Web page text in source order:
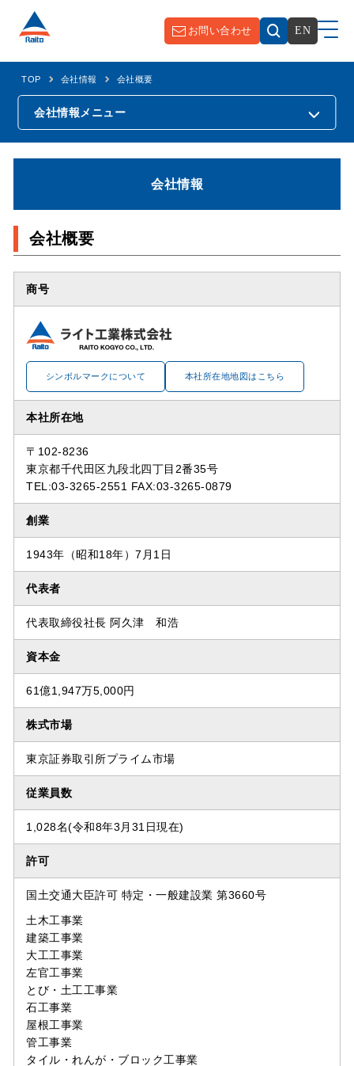
お問い合わせ EN
TOP 会社情報 会社概要
会社情報 メニュー
会社情報
会社概要
商号
シンボルマークについて 本社所在地地図はこちら
本社所在地
〒102-8236
東京都千代田区九段北四丁目2番35号
TEL:03-3265-2551 FAX:03-3265-0879
創業
1943年（昭和18年）7月1日
代表者
代表取締役社長 阿久津 和浩
資本金
61億1,947万5,000円
株式市場
東京証券取引所プライム市場
従業員数
1,028名(令和8年3月31日現在)
許可
国土交通大臣許可 特定・一般建設業 第3660号
土木工事業
建築工事業
大工工事業
左官工事業
とび・土工工事業
石工事業
屋根工事業
管工事業
タイル・れんが・ブロック工事業